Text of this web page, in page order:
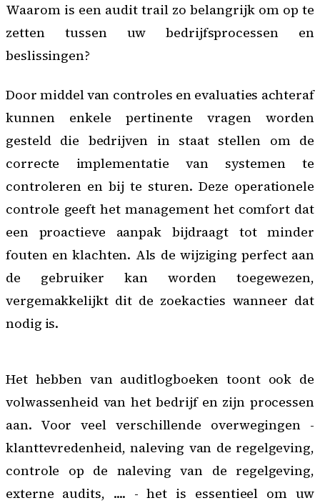
Waarom is een audit trail zo belangrijk om op te
zetten tussen uw bedrijfsprocessen en
beslissingen?
Door middel van controles en evaluaties achteraf
kunnen enkele pertinente vragen worden
gesteld die bedrijven in staat stellen om de
correcte implementatie van systemen te
controleren en bij te sturen. Deze operationele
controle geeft het management het comfort dat
een proactieve aanpak bijdraagt tot minder
fouten en klachten. Als de wijziging perfect aan
de gebruiker kan worden toegewezen,
vergemakkelijkt dit de zoekacties wanneer dat
nodig is.
Het hebben van auditlogboeken toont ook de
volwassenheid van het bedrijf en zijn processen
aan. Voor veel verschillende overwegingen -
klanttevredenheid, naleving van de regelgeving,
controle op de naleving van de regelgeving,
externe audits, .... - het is essentieel om uw